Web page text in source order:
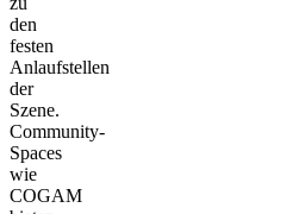
den
festen
Anlaufstellen
der
Szene.
Community-
Spaces
wie
COGAM